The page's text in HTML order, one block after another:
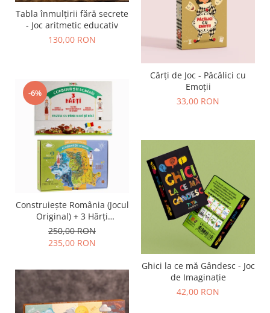
Tabla înmulțirii fără secrete
- Joc aritmetic educativ
130,00 RON
Cărți de Joc - Păcălici cu
Emoții
33,00 RON
-6%
Construiește România (Jocul
Original) + 3 Hărți
Suplimentare
250,00 RON
235,00 RON
Ghici la ce mă Gândesc - Joc
de Imaginație
42,00 RON